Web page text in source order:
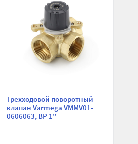
Трехходовой поворотный
клапан Varmega VMMV01-
0606063, ВР 1"